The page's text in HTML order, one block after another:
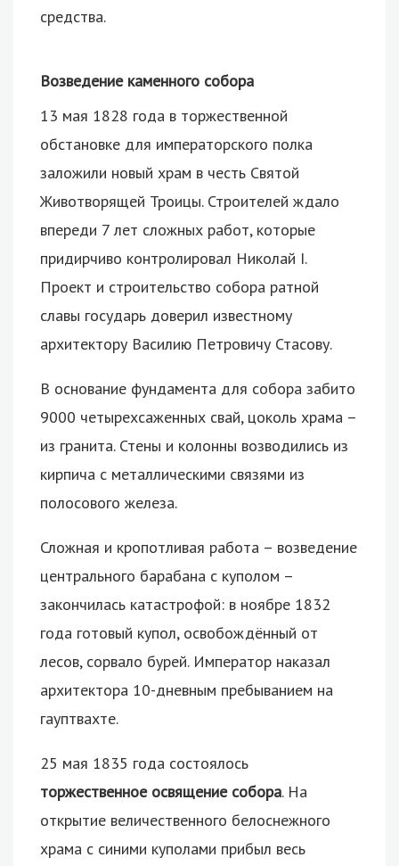
средства.
Возведение каменного собора
13 мая 1828 года в торжественной
обстановке для императорского полка
заложили новый храм в честь Святой
Животворящей Троицы. Строителей ждало
впереди 7 лет сложных работ, которые
придирчиво контролировал Николай I.
Проект и строительство собора ратной
славы государь доверил известному
архитектору Василию Петровичу Стасову.
В основание фундамента для собора забито
9000 четырехсаженных свай, цоколь храма –
из гранита. Стены и колонны возводились из
кирпича с металлическими связями из
полосового железа.
Сложная и кропотливая работа – возведение
центрального барабана с куполом –
закончилась катастрофой: в ноябре 1832
года готовый купол, освобождённый от
лесов, сорвало бурей. Император наказал
архитектора 10-дневным пребыванием на
гауптвахте.
25 мая 1835 года состоялось
торжественное освящение собора. На
открытие величественного белоснежного
храма с синими куполами прибыл весь